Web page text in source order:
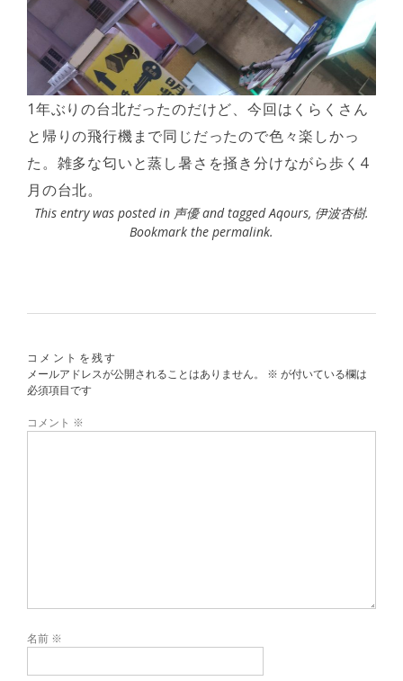
1年ぶりの台北だったのだけど、今回はくらくさん
と帰りの飛行機まで同じだったので色々楽しかっ
た。雑多な匂いと蒸し暑さを掻き分けながら歩く4
月の台北。
This entry was posted in 声優and taggedAqours, 伊波杏樹.
Bookmark the permalink.
コメントを残す
メールアドレスが公開されることはありません。
※ が付いている欄は
必須項目です
コメント ※
名前 ※